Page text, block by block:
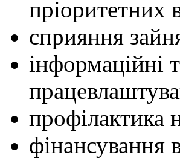
пріоритетних
сприяння
інформаційні
профілактика
фінансування